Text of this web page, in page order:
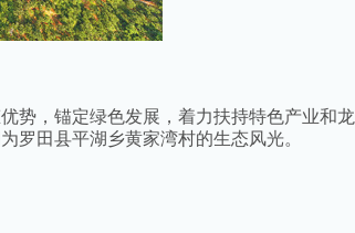
，锚定绿色发展，着力扶持特色产业和龙
罗田县平湖乡黄家湾村的生态风光。